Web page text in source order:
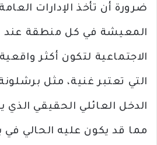
ضرورة أن تأخذ الإدارات
المعيشة في كل منطقة
الاجتماعية لتكون أكثر
التي تعتبر غنية، مثل
الدخل العائلي الحقيقي الذي
مما قد يكون عليه الحالي في